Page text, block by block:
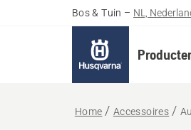
Bos & Tuin – NL,
Home Accessoires